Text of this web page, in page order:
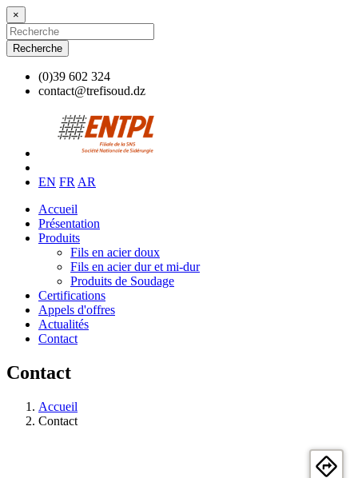
×
Recherche
(0)39 602 324
contact@trefisoud.dz
EN FR AR
Accueil
Présentation
Produits
Fils en acier doux
Fils en acier dur et mi-dur
Produits de Soudage
Certifications
Appels d'offres
Actualités
Contact
Contact
Accueil
Contact